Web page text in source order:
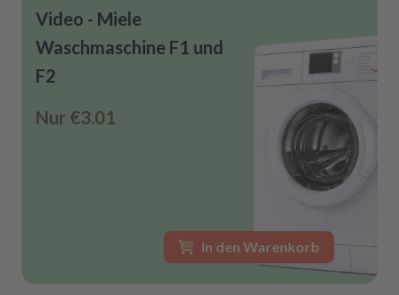
Video - Miele
Waschmaschine F1 und
F2
Nur €3.01
In den Warenkorb